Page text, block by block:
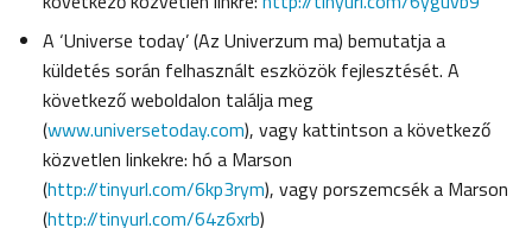
A ‘Universe today’ (Az Univerzum ma) bemutatja a
küldetés során felhasznált eszközök fejlesztését. A
következő weboldalon találja meg
(www.universetoday.com), vagy kattintson a következő
közvetlen linkekre: hó a Marson
(http://tinyurl.com/6kp3rym), vagy porszemcsék a Marson
(http://tinyurl.com/64z6xrb)